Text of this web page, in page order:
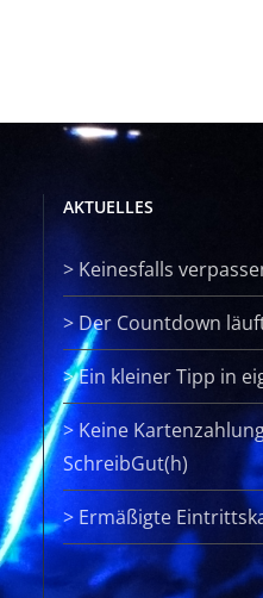
AKTUELLES
> Keinesfalls
>Der Countdown
>Ein kleiner Tipp in
> Keine
SchreibGut(h)
> Ermäßigte